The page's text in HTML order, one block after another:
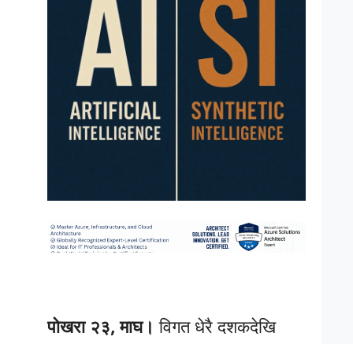
पोखरा २३, माघ। विगत धेरै दशकदेखि